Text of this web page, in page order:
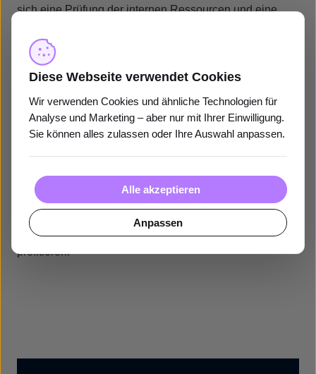
sich eine Prüfung der internen Ressourcen und eine
Fazit
Dank Erfahrungen und Spezialisierung kann die Qualität
der Facebook-Seiten-Betreuung durch Externe in vielen
Fällen erhöht werden. Voraussetzung ist eine
reibungslose Kommunikation mit internen
Ansprechpartnern. Externe sind trotz höherem
Stundensatz bei einer Vollkostenrechnung oft günstiger,
da Unternehmen von deren Know-how und Erfahrung
profitieren.
Diese Webseite verwendet Cookies
Wir verwenden Cookies und ähnliche Technologien für
Analyse und Marketing – aber nur mit Ihrer Einwilligung.
Sie können alles zulassen oder Ihre Auswahl anpassen.
Anpassen
Alle akzeptieren